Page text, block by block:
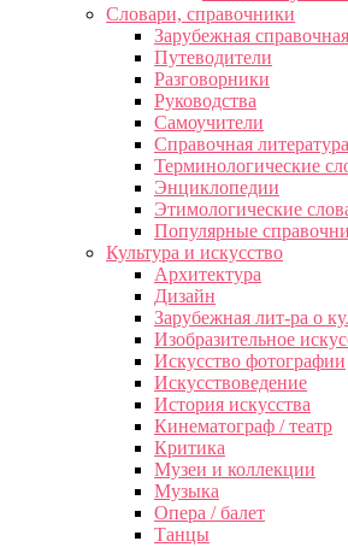
Словари, справочники
Зарубежная
Путеводители
Разговорники
Руководства
Самоучители
Справочная литература
Терминологические
Энциклопедии
Этимологические
Популярные
Культура и искусство
Архитектура
Дизайн
Зарубежная лит-ра о
Изобразительное
Искусство фотографии
Искусствоведение
История искусства
Кинематограф / театр
Критика
Музеи и коллекции
Музыка
Опера / балет
Танцы